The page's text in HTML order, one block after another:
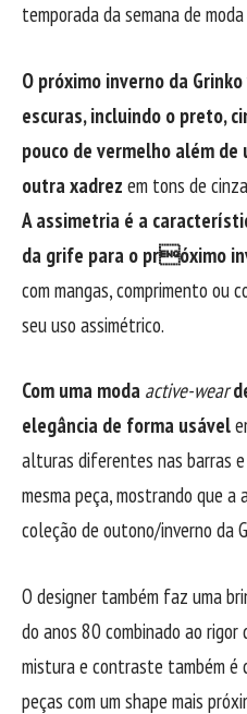
temporada da semana de
O próximo inverno da
escuras, incluindo o preto,
pouco de vermelho além
outra xadrez em tons de
A assimetria é a
da grife para o próximo
com mangas, comprimento ou
seu uso assimétrico.
Com uma moda active-wear
elegância de forma usável
alturas diferentes nas barras
mesma peça, mostrando que
coleção de outono/inverno da
O designer também faz uma
do anos 80 combinado ao rigor
mistura e contraste também é
peças com um shape mais